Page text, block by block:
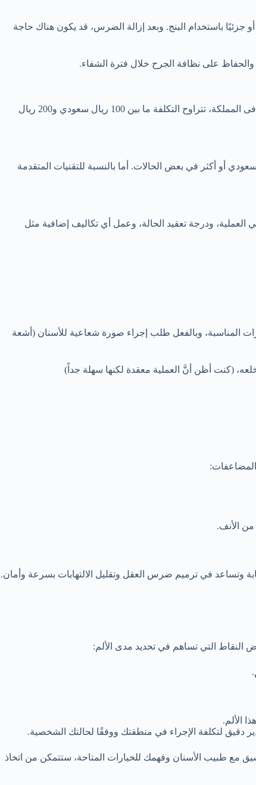
باستخدام البنج. وبعد إزالة الضرس، قد يكون هناك حاجة
والحفاظ على نظافة الجرح خلال فترة الشفاء.
تتفاوت تكاليف الخلع الجراحي لـ الضروس المدفونة فى السعودية ما بين 450 ريال سعودي و1000 ريال سعودي. أما بالنسبة لخلع الأسنان العادية فى المملكة، تتراوح التكلفة ما بين 100 ريال سعودي و200 ريال
سعر خلع الضرس العادي تختلف عن سعر خلع ضرس العقل ولكنها تتراوح عادةً من حوالي 200 ريال سعودي إلى 800 ريال سعودي أو أكثر في بعض الحالات. أما بالنسبة للتقنيات المتقدمة
ودرجة تعقيد الحالة، وعمل أي تكاليف إضافية مثل
المناسبة، وبالفعل طلب إجراء صورة شعاعية للأسنان (أشعة
(كنت أظن أنَّ العملية معقدة لكنها سهلة جداً)
الأنف.
وتساعد في ترميم ضرس العقل وتقليل الالتهابات بسرعة وأمان.
التي تساهم في تحديد مدى الألم:
الألم.
دقيق لتكلفة الإجراء في منطقتك ووفقًا لحالتك الشخصية.
مع طبيب الأسنان وفهمك للخيارات المتاحة، ستتمكن من اتخاذ